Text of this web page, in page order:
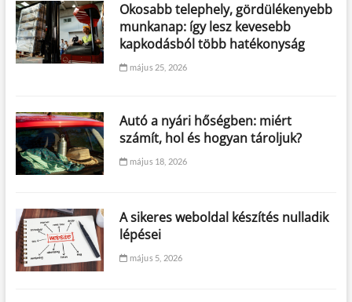
Okosabb telephely, gördülékenyebb
munkanap: így lesz kevesebb
kapkodásból több hatékonyság
május 25, 2026
Autó a nyári hőségben: miért
számít, hol és hogyan tároljuk?
május 18, 2026
A sikeres weboldal készítés nulladik
lépései
május 5, 2026